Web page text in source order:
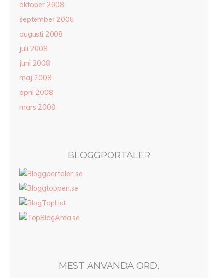
oktober 2008
september 2008
augusti 2008
juli 2008
juni 2008
maj 2008
april 2008
mars 2008
BLOGGPORTALER
MEST ANVÄNDA ORD,